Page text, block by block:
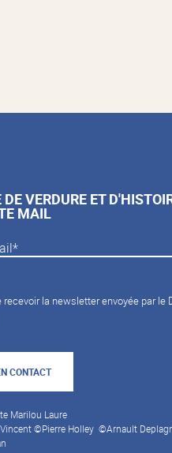
VERDURE ET
MAIL
la newsletter envoyée par le
CONTACT
Marilou Laure
©Pierre Holley ©Arnault